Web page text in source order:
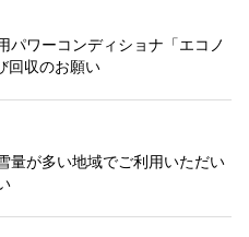
パワーコンディショナ「エコノ
回収のお願い
量が多い地域でご利用いただい